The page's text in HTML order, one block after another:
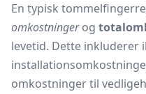
En typisk
omkostningerog
levetid. Dette inkluderer
omkostninger til